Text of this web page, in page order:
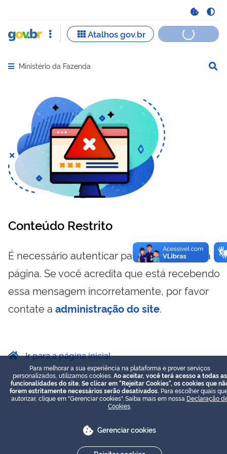
Abrir menu principal de navegação
Ministério da Fazenda
Conteúdo Restrito
É necessário autenticar para visualizar essa
página. Se você acredita que está recebendo
essa mensagem incorretamente, por favor
contate a administração do site.
Ir para a página inicial
Para melhorar a sua experiência na plataforma e prover serviços
personalizados, utilizamos cookies. Ao aceitar, você terá acesso a todas as
funcionalidades do site. Se clicar em "Rejeitar Cookies", os cookies que
forem estritamente necessários serão desativados. Para escolher quais
autorizar, clique em "Gerenciar cookies". Saiba mais em nossa Declaração
Cookies
Gerenciar cookies